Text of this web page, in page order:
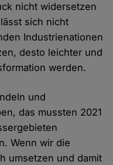
nicht widersetzen
sich nicht
Industrienationen
desto leichter und
werden.
und
das mussten 2021
Wenn wir die
umsetzen und damit